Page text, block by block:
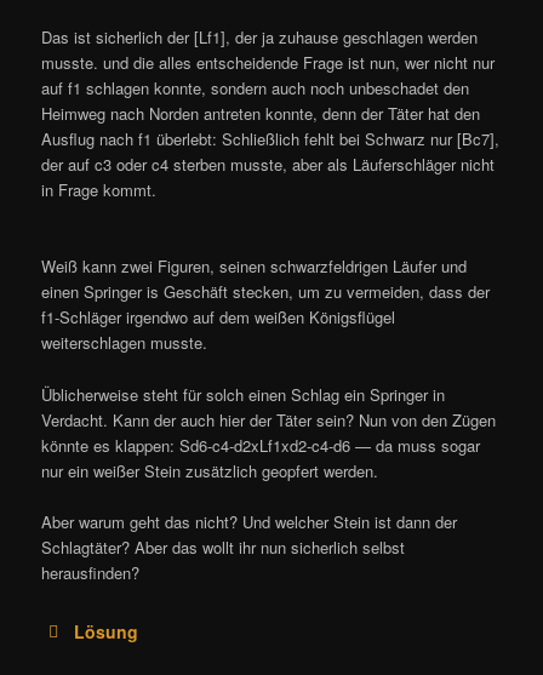
Das ist sicherlich der [Lf1], der ja zuhause geschlagen werden
musste. und die alles entscheidende Frage ist nun, wer nicht nur
auf f1 schlagen konnte, sondern auch noch unbeschadet den
Heimweg nach Norden antreten konnte, denn der Täter hat den
Ausflug nach f1 überlebt: Schließlich fehlt bei Schwarz nur [Bc7],
der auf c3 oder c4 sterben musste, aber als Läuferschläger nicht
in Frage kommt.
Weiß kann zwei Figuren, seinen schwarzfeldrigen Läufer und
einen Springer is Geschäft stecken, um zu vermeiden, dass der
f1-Schläger irgendwo auf dem weißen Königsflügel
weiterschlagen musste.
Üblicherweise steht für solch einen Schlag ein Springer in
Verdacht. Kann der auch hier der Täter sein? Nun von den Zügen
könnte es klappen: Sd6-c4-d2xLf1xd2-c4-d6 — da muss sogar
nur ein weißer Stein zusätzlich geopfert werden.
Aber warum geht das nicht? Und welcher Stein ist dann der
Schlagtäter? Aber das wollt ihr nun sicherlich selbst
herausfinden?
Lösung